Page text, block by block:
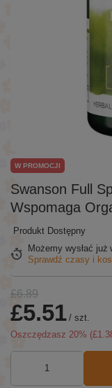
Swanson Full
Wspomaga
W PROMOCJI
Produkt Dostępny
Możemy wysłać już
Sprawdź czasy i
£6.89
£5.51 / szt.
Oszczędzasz 20% (